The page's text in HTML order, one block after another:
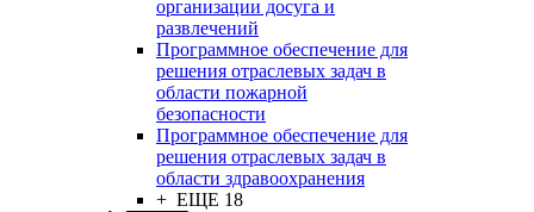
организации досуга и
развлечений
Программное обеспечение для
решения отраслевых задач в
области пожарной
безопасности
Программное обеспечение для
решения отраслевых задач в
области здравоохранения
+ ЕЩЕ 18